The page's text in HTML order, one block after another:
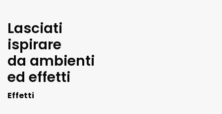
Lasciati
ispirare
da ambienti
ed effetti
Effetti